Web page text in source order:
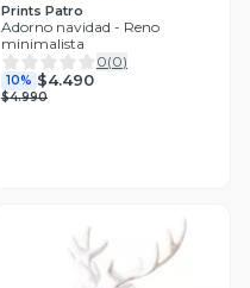
Prints Patro
Adorno navidad - Reno
minimalista
0(0)
10% $4.490
$4.990